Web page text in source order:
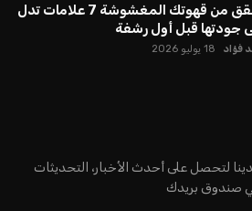
تحقق من قهوتك المغشوشة 7 علامات تدل
جودتها قبل أول رشفة
فؤاد 18 يوليو 2026
لتحصل على أحدث الأخبار، التحديثات
صندوق بريدك